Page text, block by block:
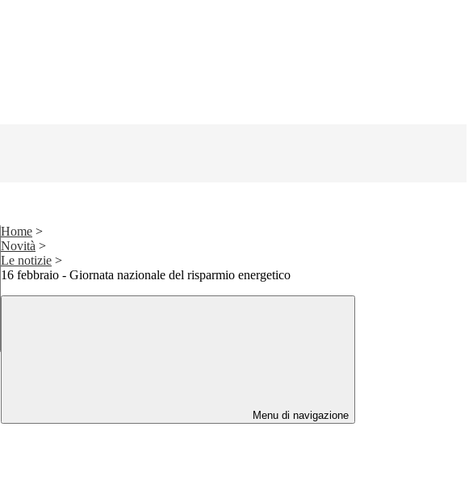
Home >
Novità >
Le notizie >
16 febbraio - Giornata nazionale del risparmio energetico
Menu di navigazione